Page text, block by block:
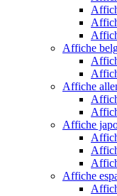
Affiche
Affiche
Affiche
Affiche